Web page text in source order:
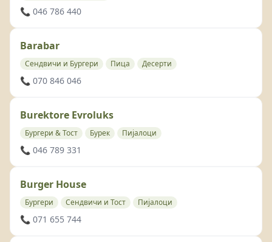
📞 046 786 440
Barabar
Сендвичи и Бургери Пица Десерти
📞 070 846 046
Burektore Evroluks
Бургери & Тост Бурек Пијалоци
📞 046 789 331
Burger House
Бургери Сендвичи и Тост Пијалоци
📞 071 655 744